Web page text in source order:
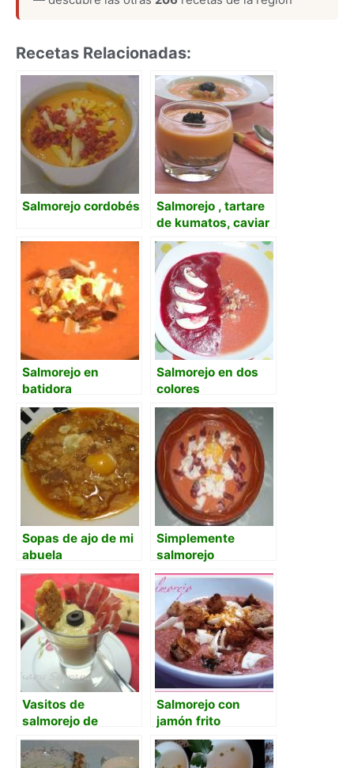
Recetas Relacionadas:
Salmorejo cordobés
Salmorejo , tartare
de kumatos, caviar
de algas y aceite de
aguacate
Salmorejo en
batidora
Salmorejo en dos
colores
Sopas de ajo de mi
abuela
Simplemente
salmorejo
Vasitos de
salmorejo de
espárragos y
huevo, con jamon
Salmorejo con
jamón frito